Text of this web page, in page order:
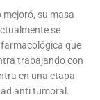
su masa
se
que
trabajando con
en una etapa
anti tumoral.